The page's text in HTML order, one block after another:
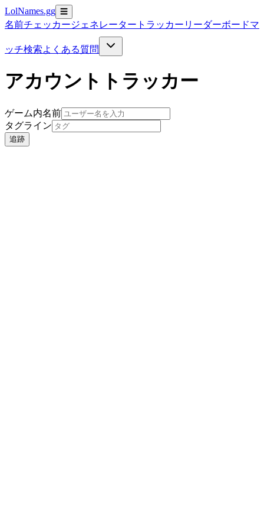
LolNames.gg ☰
名前チェッカージェネレーター トラッカー リーダーボードマ
ッチ検索よくある質問
アカウントトラッカー
ゲーム内名前
タグライン
追跡